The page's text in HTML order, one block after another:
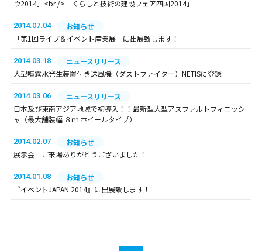
ウ2014」<br />「くらしと技術の建設フェア四国2014」
2014.07.04
お知らせ
「第1回ライブ＆イベント産業展」に出展致します！
2014.03.18
ニュースリリース
大型噴霧水発生装置付き送風機（ダストファイター）NETISに登録
2014.03.06
ニュースリリース
日本及び東南アジア地域で初導入！！最新型大型アスファルトフィニッシ
ャ（最大舗装幅 ８ｍ ホイールタイプ）
2014.02.07
お知らせ
展示会 ご来場ありがとうございました！
2014.01.08
お知らせ
『イベントJAPAN 2014』に出展致します！